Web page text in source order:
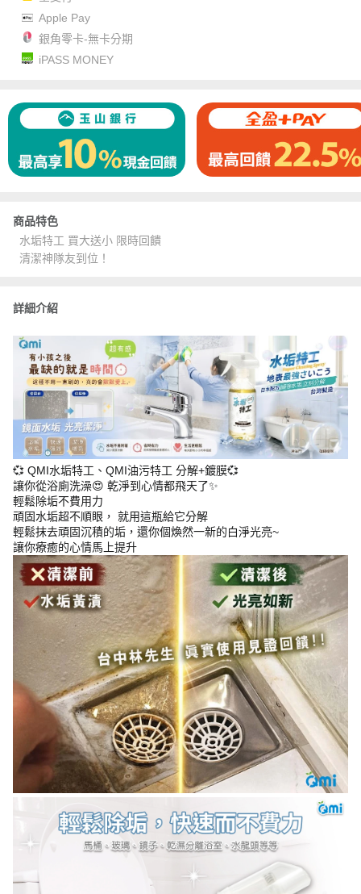
Apple Pay
銀角零卡-無卡分期
iPASS MONEY
商品特色
水垢特工 買大送小 限時回饋
清潔神隊友到位！
詳細介紹
💞 QMI水垢特工、QMI油污特工 分解+鍍膜💞
讓你從浴廁洗澡😍 乾淨到心情都飛天了✨
輕鬆除垢不費用力
頑固水垢超不順眼， 就用這瓶給它分解
輕鬆抹去頑固沉積的垢，還你個煥然一新的白淨光亮~
讓你療癒的心情馬上提升